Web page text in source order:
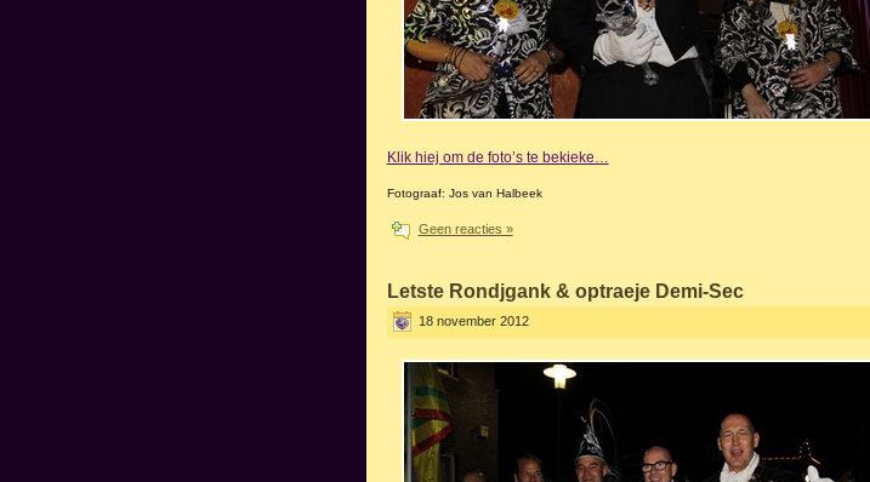
Klik hiej om de foto’s te bekieke…
Fotograaf: Jos van Halbeek
Geen reacties »
Letste Rondjgank & optraeje Demi-Sec
18 november 2012